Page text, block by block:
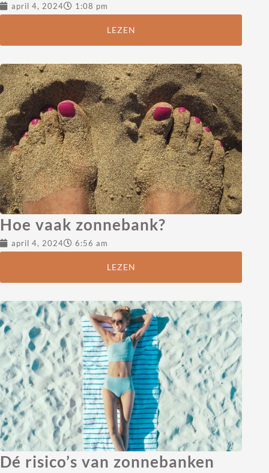
april 4, 2024 1:08 pm
LEZEN
Hoe vaak zonnebank?
april 4, 2024 6:56 am
LEZEN
Dé risico’s van zonnebanken